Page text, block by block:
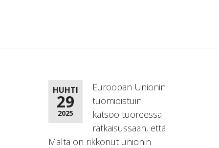
HUHTI
29
2025
Euroopan Unionin
tuomioistuin
katsoo tuoreessa
ratkaisussaan, että
Malta on rikkonut unionin